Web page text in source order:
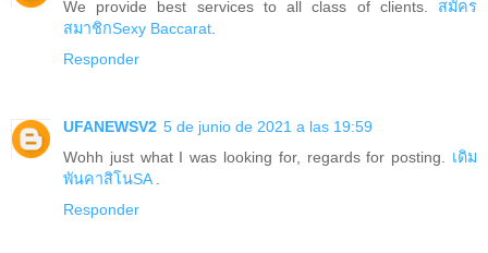
We provide best services to all class of clients. สมัคร
สมาชิกSexy Baccarat.
Responder
UFANEWSV2 5 de junio de 2021 a las 19:59
Wohh just what I was looking for, regards for posting. เดิม
พันคาสิโนSA.
Responder